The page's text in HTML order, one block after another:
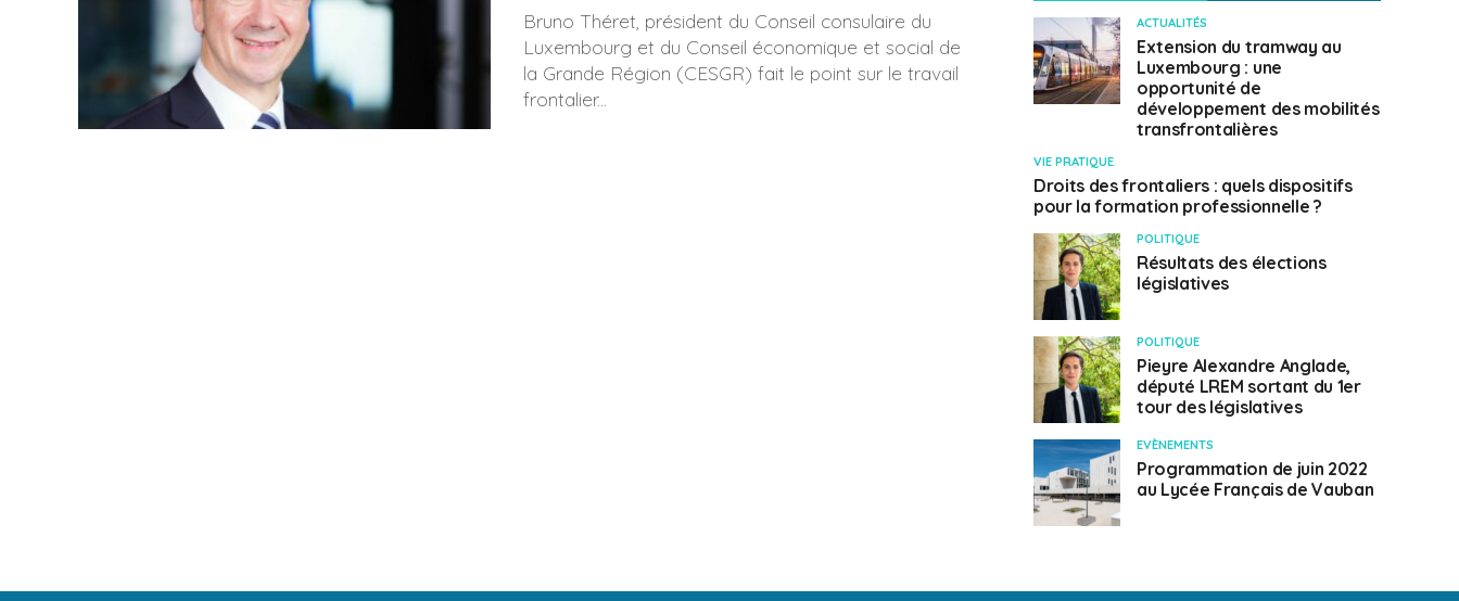
Bruno Théret, président du Conseil consulaire du
Luxembourg et du Conseil économique et social de
la Grande Région (CESGR) fait le point sur le travail
frontalier...
ACTUALITÉS
Extension du tramway au
Luxembourg : une
opportunité de
développement des mobilités
transfrontalières
VIE PRATIQUE
Droits des frontaliers : quels dispositifs
pour la formation professionnelle ?
POLITIQUE
Résultats des élections
législatives
POLITIQUE
Pieyre Alexandre Anglade,
député LREM sortant du 1er
tour des législatives
EVÈNEMENTS
Programmation de juin 2022
au Lycée Français de Vauban